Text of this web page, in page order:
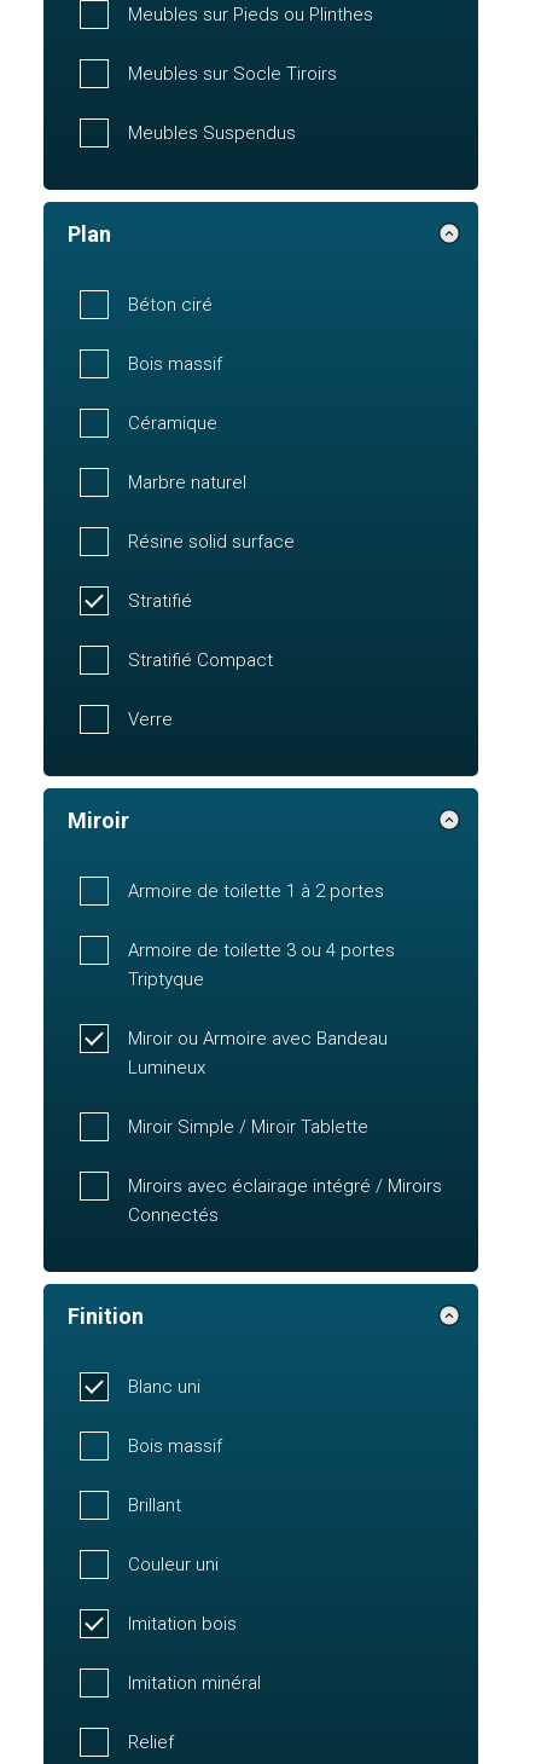
Meubles sur Pieds ou Plinthes
Meubles sur Socle Tiroirs
Meubles Suspendus
Plan
Béton ciré
Bois massif
Céramique
Marbre naturel
Résine solid surface
Stratifié
Stratifié Compact
Verre
Miroir
Armoire de toilette 1 à 2 portes
Armoire de toilette 3 ou 4 portes
Triptyque
Miroir ou Armoire avec Bandeau
Lumineux
Miroir Simple / Miroir Tablette
Miroirs avec éclairage intégré / Miroirs
Connectés
Finition
Blanc uni
Bois massif
Brillant
Couleur uni
Imitation bois
Imitation minéral
Relief